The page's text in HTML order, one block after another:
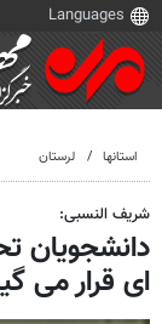
استانها لرستان
شریف النسبی:
دانشجویان
ای قرار می